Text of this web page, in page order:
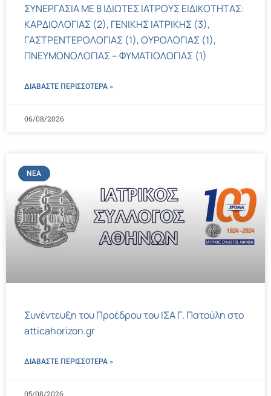
ΣΥΝΕΡΓΑΣΙΑ ΜΕ 8 ΙΔΙΩΤΕΣ ΙΑΤΡΟΥΣ ΕΙΔΙΚΟΤΗΤΑΣ:
ΚΑΡΔΙΟΛΟΓΙΑΣ (2), ΓΕΝΙΚΗΣ ΙΑΤΡΙΚΗΣ (3),
ΓΑΣΤΡΕΝΤΕΡΟΛΟΓΙΑΣ (1), ΟΥΡΟΛΟΓΙΑΣ (1),
ΠΝΕΥΜΟΝΟΛΟΓΙΑΣ – ΦΥΜΑΤΙΟΛΟΓΙΑΣ (1)
ΔΙΑΒΑΣΤΕ ΠΕΡΙΣΣΌΤΕΡΑ »
06/08/2026
ΝΈΑ
Συνέντευξη του Προέδρου του ΙΣΑ Γ. Πατούλη στο
atticahorizon.gr
ΔΙΑΒΑΣΤΕ ΠΕΡΙΣΣΌΤΕΡΑ »
05/08/2026